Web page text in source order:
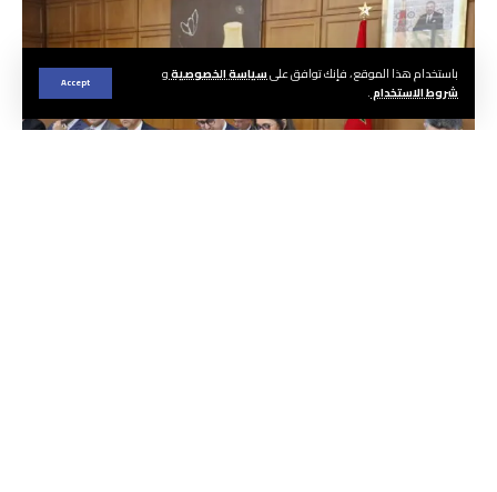
باستخدام هذا الموقع ، فإنك توافق علىسياسة الخصوصيةو
شروط الاستخدام.
Accept